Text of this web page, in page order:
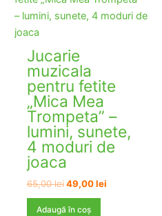
Jucarie
muzicala
pentru fetite
„Mica Mea
Trompeta” –
lumini, sunete,
4 moduri de
joaca
65,00lei Prețul
a
49,00leiPrețul
Adaugă în coș